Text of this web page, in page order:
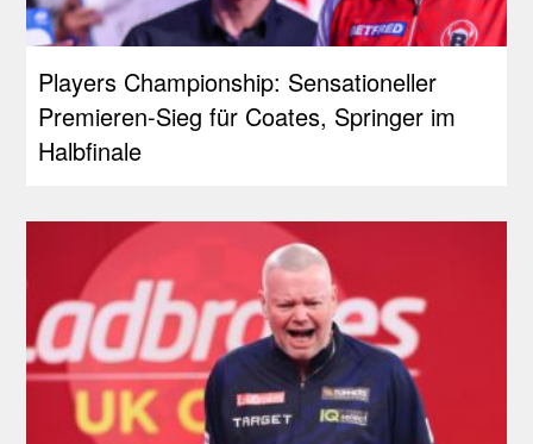
Players Championship: Sensationeller
Premieren-Sieg für Coates, Springer im
Halbfinale